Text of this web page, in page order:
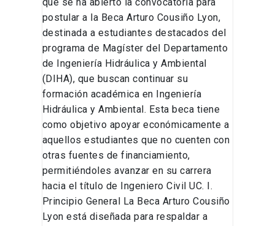
que se ha abierto la convocatoria para
postular a la Beca Arturo Cousiño Lyon,
destinada a estudiantes destacados del
programa de Magíster del Departamento
de Ingeniería Hidráulica y Ambiental
(DIHA), que buscan continuar su
formación académica en Ingeniería
Hidráulica y Ambiental. Esta beca tiene
como objetivo apoyar económicamente a
aquellos estudiantes que no cuenten con
otras fuentes de financiamiento,
permitiéndoles avanzar en su carrera
hacia el título de Ingeniero Civil UC. I.
Principio General La Beca Arturo Cousiño
Lyon está diseñada para respaldar a